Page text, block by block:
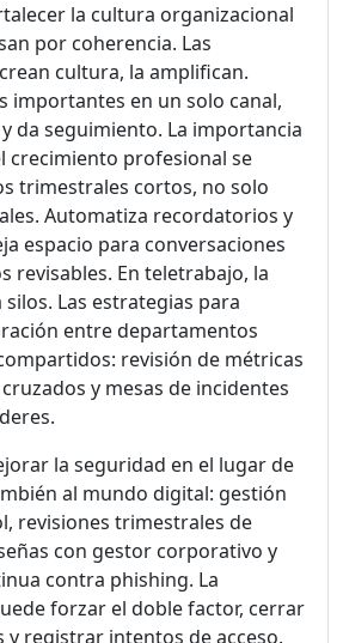
la cultura organizacional
por coherencia. Las
cultura, la amplifican.
importantes en un solo canal,
da seguimiento. La importancia
crecimiento profesional se
trimestrales cortos, no solo
Automatiza recordatorios y
espacio para conversaciones
revisables. En teletrabajo, la
Las estrategias para
entre departamentos
revisión de métricas
y mesas de incidentes
la seguridad en el lugar de
al mundo digital: gestión
revisiones trimestrales de
con gestor corporativo y
contra phishing. La
forzar el doble factor, cerrar
y registrar intentos de acceso.